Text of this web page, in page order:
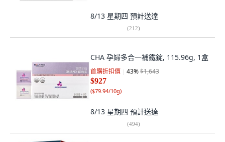
8/13 星期四 預計送達
(212)
CHA 孕婦多合一補鐵錠, 115.96g, 1盒
首購折扣價 43%$1,643
$927
($79.94/10g)
8/13 星期四 預計送達
(494)